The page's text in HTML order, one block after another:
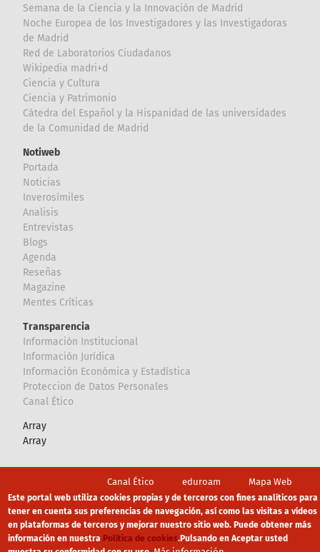
Semana de la Ciencia y la Innovación de Madrid
Noche Europea de los Investigadores y las Investigadoras
de Madrid
Red de Laboratorios Ciudadanos
Wikipedia madri+d
Ciencia y Cultura
Ciencia y Patrimonio
Cátedra del Español y la Hispanidad de las universidades
de la Comunidad de Madrid
Notiweb
Portada
Noticias
Inverosímiles
Analisis
Entrevistas
Blogs
Agenda
Reseñas
Magazine
Mentes Críticas
Transparencia
Información Institucional
Información Jurídica
Información Económica y Estadística
Proteccion de Datos Personales
Canal Ético
Array
Array
Canal Ético eduroam Mapa Web
Política privacidad Política de cookies Aviso legal
Este portal web utiliza cookies propias y de terceros con fines analíticos para
tener en cuenta sus preferencias de navegación, así como las visitas a vídeos
en plataformas de terceros y mejorar nuestro sitio web. Puede obtener más
información en nuestra Política de cookies.Pulsando en Aceptar usted